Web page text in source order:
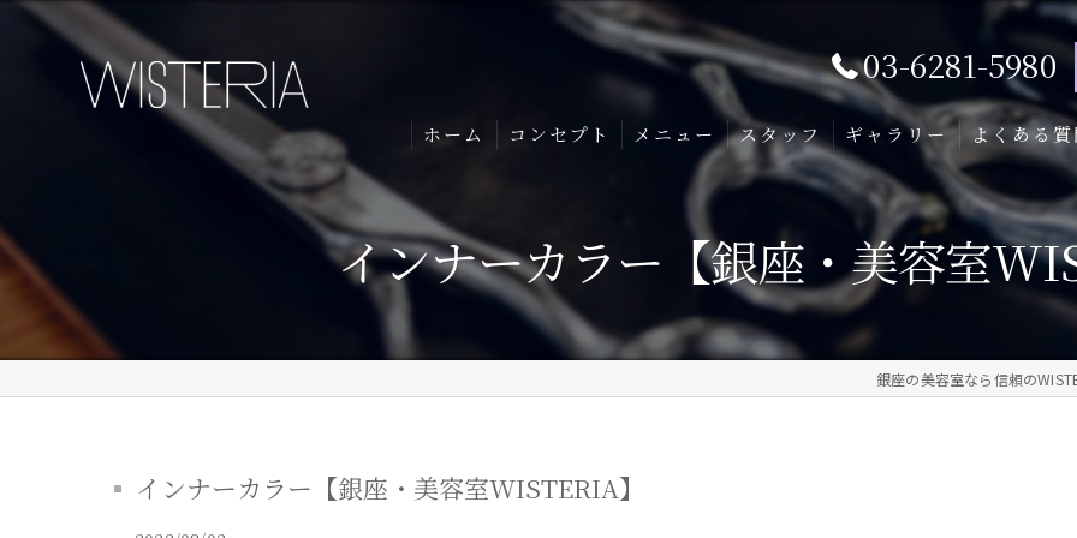
03-6281-5980
ホーム コンセプト メニュー スタッフ ギャラリー よくある
インナーカラー【銀座・美容室
銀座の美容室なら信頼の
インナーカラー【銀座・美容室WISTERIA】